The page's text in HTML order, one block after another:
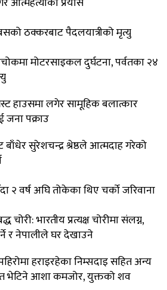
ठक्करबाट पैदलयात्रीको मृत्यु
मोटरसाइकल दुर्घटना, पर्वतका २४
हाउसमा लगेर सामूहिक बलात्कार
जना पक्राउ
बाँधेर सुरेशचन्द्र श्रेष्ठले आत्मदाह गरेको
२ वर्ष अघि तोकेका थिए चर्को जरिवाना
चोरी: भारतीय प्रत्यक्ष चोरीमा संलग्न,
र नेपालीले घर देखाउने
हराइरहेका निम्सदाइ सहित अन्य
भेटिने आशा कमजोर, युक्तको शव